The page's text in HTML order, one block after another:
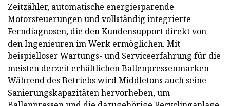
Zeitzähler, automatische energiesparende
Motorsteuerungen und vollständig integrierte
Ferndiagnosen, die den Kundensupport direkt von
den Ingenieuren im Werk ermöglichen. Mit
beispielloser Wartungs- und Serviceerfahrung für die
meisten derzeit erhältlichen Ballenpressenmarken
Während des Betriebs wird Middletons auch seine
Sanierungskapazitäten hervorheben, um